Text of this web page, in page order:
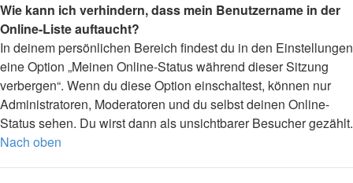
Wie kann ich verhindern, dass mein Benutzername in der
Online-Liste auftaucht?
In deinem persönlichen Bereich findest du in den Einstellungen
eine Option „Meinen Online-Status während dieser Sitzung
verbergen“. Wenn du diese Option einschaltest, können nur
Administratoren, Moderatoren und du selbst deinen Online-
Status sehen. Du wirst dann als unsichtbarer Besucher gezählt.
Nach oben